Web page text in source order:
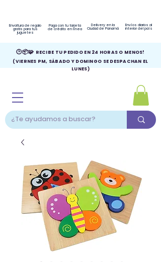
Envoltura de regalo
gratis para tus
juguetes
Paga con tu tarjeta
de crédito en línea
Delivery en la
Ciudad de Panamá
Envíos diarios al
interior del país
🕑📦🧩 RECIBE TU PEDIDO EN 24 HORAS O MENOS!
(VIERNES PM, SÁBADO Y DOMINGO SE DESPACHAN EL
LUNES)